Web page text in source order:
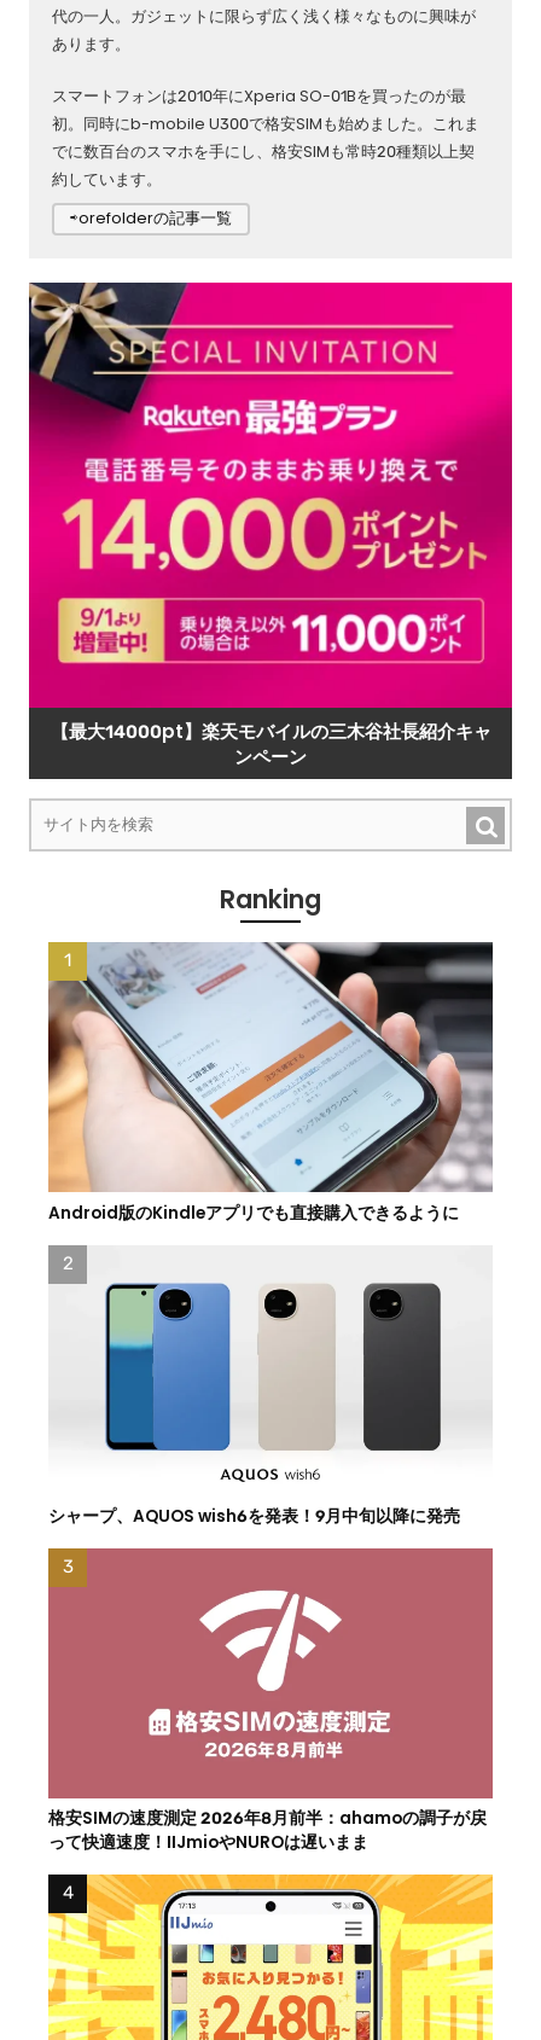
代の一人。ガジェットに限らず広く浅く様々なものに興味が
あります。
スマートフォンは2010年にXperia SO-01Bを買ったのが最
初。同時にb-mobile U300で格安SIMも始めました。これま
でに数百台のスマホを手にし、格安SIMも常時20種類以上契
約しています。
⇨orefolderの記事一覧
【最大14000pt】楽天モバイルの三木谷社長紹介キャ
ンペーン
Ranking
Android版のKindleアプリでも直接購入できるように
シャープ、AQUOS wish6を発表！9月中旬以降に発売
格安SIMの速度測定 2026年8月前半：ahamoの調子が戻
って快適速度！IIJmioやNUROは遅いまま